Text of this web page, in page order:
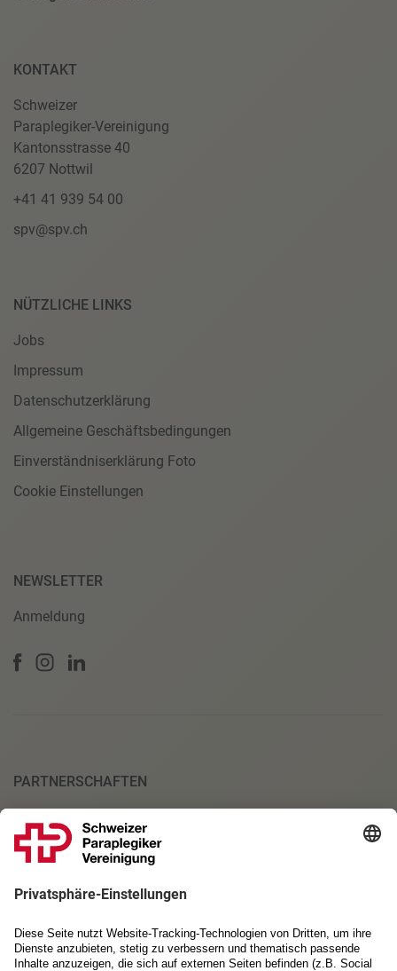
KONTAKT
Schweizer
Paraplegiker-Vereinigung
Kantonsstrasse 40
6207 Nottwil
+41 41 939 54 00
spv@spv.ch
NÜTZLICHE LINKS
Jobs
Impressum
Datenschutzerklärung
Allgemeine Geschäftsbedingungen
Einverständniserklärung Foto
Cookie Einstellungen
NEWSLETTER
Anmeldung
PARTNERSCHAFTEN